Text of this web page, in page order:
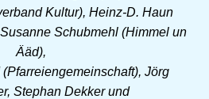
Kultur), Heinz-D. Haun
Schubmehl (Himmel un
Ääd),
Jörg
Stephan Dekker und